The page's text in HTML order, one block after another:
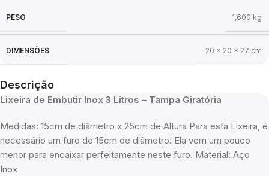
PESO 1,600 kg
DIMENSÕES 20 × 20 × 27 cm
Descrição
Lixeira de Embutir Inox 3 Litros – Tampa Giratória
Medidas: 15cm de diâmetro x 25cm de Altura Para esta Lixeira, é
necessário um furo de 15cm de diâmetro! Ela vem um pouco
menor para encaixar perfeitamente neste furo. Material: Aço
Inox